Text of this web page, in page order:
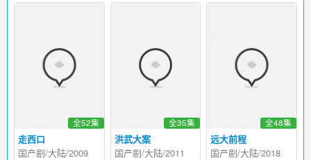
走西口
全52集
国产剧/大陆/2009
洪武大案
全35集
国产剧/大陆/2011
远大前程
全48集
国产剧/大陆/2018